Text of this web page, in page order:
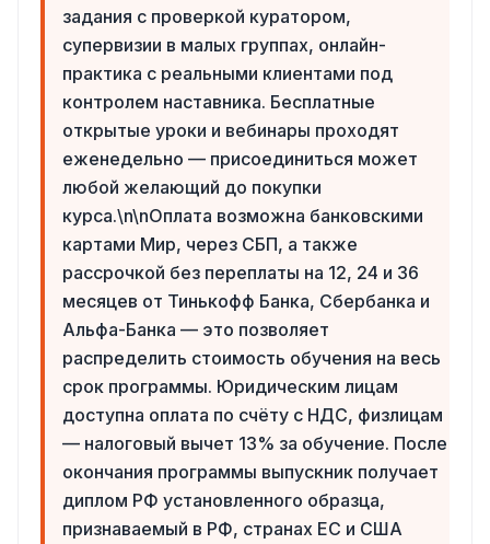
задания с проверкой куратором,
супервизии в малых группах, онлайн-
практика с реальными клиентами под
контролем наставника. Бесплатные
открытые уроки и вебинары проходят
еженедельно — присоединиться может
любой желающий до покупки
курса.\n\nОплата возможна банковскими
картами Мир, через СБП, а также
рассрочкой без переплаты на 12, 24 и 36
месяцев от Тинькофф Банка, Сбербанка и
Альфа-Банка — это позволяет
распределить стоимость обучения на весь
срок программы. Юридическим лицам
доступна оплата по счёту с НДС, физлицам
— налоговый вычет 13% за обучение. После
окончания программы выпускник получает
диплом РФ установленного образца,
признаваемый в РФ, странах ЕС и США